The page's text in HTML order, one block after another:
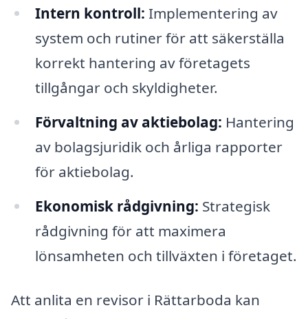
Intern kontroll: Implementering av
system och rutiner för att säkerställa
korrekt hantering av företagets
tillgångar och skyldigheter.
Förvaltning av aktiebolag: Hantering
av bolagsjuridik och årliga rapporter
för aktiebolag.
Ekonomisk rådgivning: Strategisk
rådgivning för att maximera
lönsamheten och tillväxten i företaget.
Att anlita en revisor i Rättarboda kan